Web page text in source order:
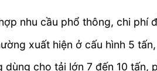
nhu cầu phổ thông, chi phí
xuất hiện ở cấu hình 5
cho tải lớn 7 đến 10 tấn,